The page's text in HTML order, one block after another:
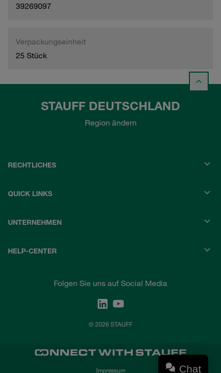
39269097
Verpackungseinheit
25 Stück
STAUFF DEUTSCHLAND
Region ändern
RECHTLICHES
QUICK LINKS
UNTERNEHMEN
HELP-CENTER
Folgen Sie uns auf Social Media
© 2026 STAUFF
Impressum Chat